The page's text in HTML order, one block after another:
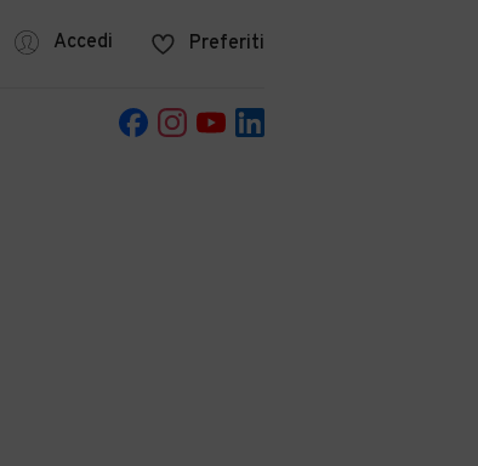
Accedi Preferiti